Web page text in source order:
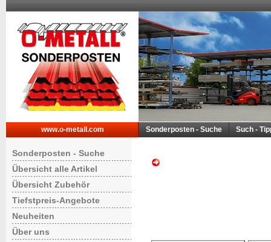
www.o-metall.com Sonderposten - Suche Such -
Sonderposten - Suche
Übersicht alle Artikel
Übersicht Zubehör
Tiefstpreis-Angebote
Neuheiten
Über uns